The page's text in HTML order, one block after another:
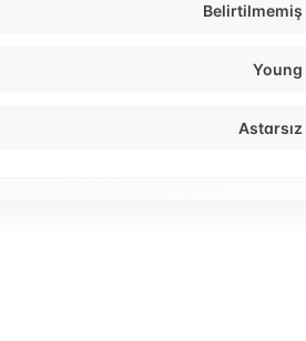
Belirtilmemiş
Young
Astarsız